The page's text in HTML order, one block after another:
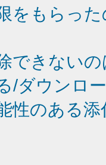
をもらっ
できない
/ダウンロ
性のある